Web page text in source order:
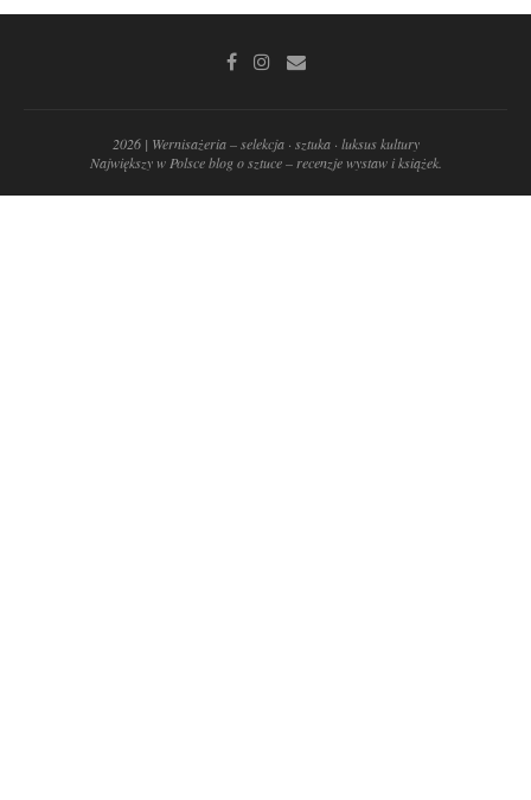
2026 | Wernisażeria – selekcja · sztuka · luksus kultury
Największy w Polsce blog o sztuce – recenzje wystaw i książek.